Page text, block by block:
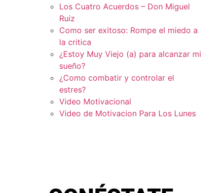
Los Cuatro Acuerdos – Don Miguel
Ruiz
Como ser exitoso: Rompe el miedo a
la critica
¿Estoy Muy Viejo (a) para alcanzar mi
sueño?
¿Como combatir y controlar el
estres?
Video Motivacional
Video de Motivacion Para Los Lunes